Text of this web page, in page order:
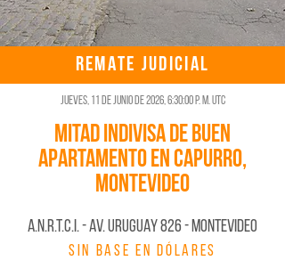
REMATE JUDICIAL
jueves, 11 de junio de 2026, 6:30:00 p. m. UTC
Mitad indivisa de buen
apartamento en Capurro,
Montevideo
A.N.R.T.C.I. - AV. URUGUAY 826 - MONTEVIDEO
SIN BASE EN DÓLARES